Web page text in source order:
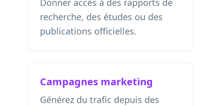
Donner accès à des rapports de
recherche, des études ou des
publications officielles.
Campagnes marketing
Générez du trafic depuis des